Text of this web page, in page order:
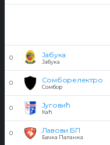
0 Јабука
Јабука
0 Сомборелектро
Сомбор
0 Југовић
Каћ
0 Лавови БП
Бачка Паланка